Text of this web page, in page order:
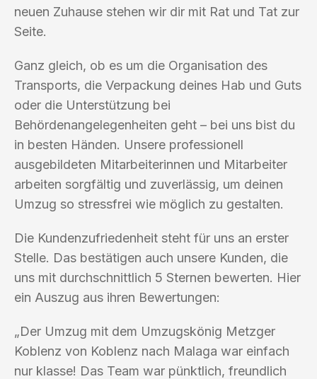
neuen Zuhause stehen wir dir mit Rat und Tat zur
Seite.
Ganz gleich, ob es um die Organisation des
Transports, die Verpackung deines Hab und Guts
oder die Unterstützung bei
Behördenangelegenheiten geht – bei uns bist du
in besten Händen. Unsere professionell
ausgebildeten Mitarbeiterinnen und Mitarbeiter
arbeiten sorgfältig und zuverlässig, um deinen
Umzug so stressfrei wie möglich zu gestalten.
Die Kundenzufriedenheit steht für uns an erster
Stelle. Das bestätigen auch unsere Kunden, die
uns mit durchschnittlich 5 Sternen bewerten. Hier
ein Auszug aus ihren Bewertungen:
„Der Umzug mit dem Umzugskönig Metzger
Koblenz von Koblenz nach Malaga war einfach
nur klasse! Das Team war pünktlich, freundlich